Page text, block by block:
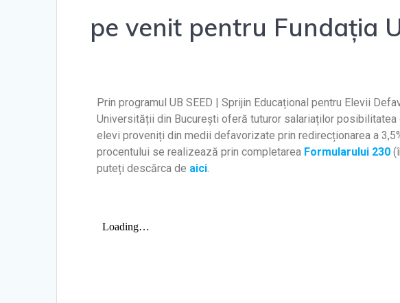
pe venit pentru Fundația
Prin programul UB SEED | Sprijin Educațional pentru Elevii
Universității din București oferă tuturor salariaților
elevi proveniți din medii defavorizate prin redirecționarea a
procentului se realizează prin completarea Formularului 230
puteți descărca de aici.